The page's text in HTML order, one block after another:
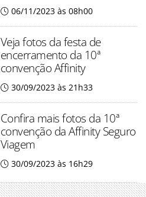
06/11/2023 às 08h00
Veja fotos da festa de
encerramento da 10ª
convenção Affinity
30/09/2023 às 21h33
Confira mais fotos da 10ª
convenção da Affinity Seguro
Viagem
30/09/2023 às 16h29